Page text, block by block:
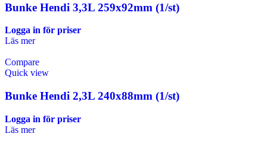
Bunke Hendi 3,3L 259x92mm (1/st)
Logga in för priser
Läs mer
Compare
Quick view
Bunke Hendi 2,3L 240x88mm (1/st)
Logga in för priser
Läs mer